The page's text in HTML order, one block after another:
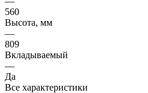
560
Высота, мм
—
809
Вкладываемый
—
Да
Все характеристики